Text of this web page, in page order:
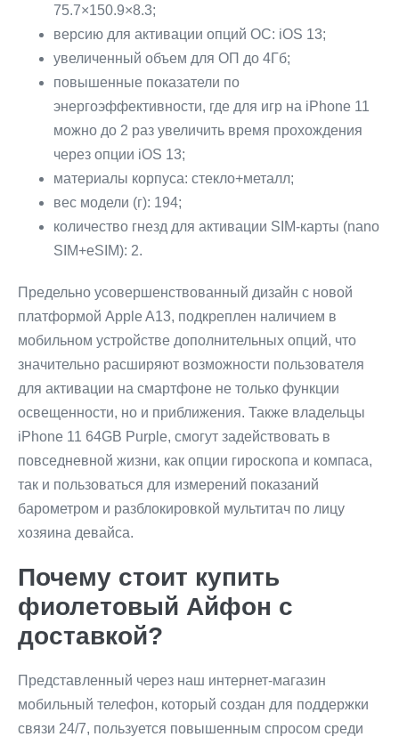
75.7×150.9×8.3;
версию для активации опций ОС: iOS 13;
увеличенный объем для ОП до 4Гб;
повышенные показатели по
энергоэффективности, где для игр на iPhone 11
можно до 2 раз увеличить время прохождения
через опции iOS 13;
материалы корпуса: стекло+металл;
вес модели (г): 194;
количество гнезд для активации SIM-карты (nano
SIM+eSIM): 2.
Предельно усовершенствованный дизайн с новой
платформой Apple A13, подкреплен наличием в
мобильном устройстве дополнительных опций, что
значительно расширяют возможности пользователя
для активации на смартфоне не только функции
освещенности, но и приближения. Также владельцы
iPhone 11 64GB Purple, смогут задействовать в
повседневной жизни, как опции гироскопа и компаса,
так и пользоваться для измерений показаний
барометром и разблокировкой мультитач по лицу
хозяина девайса.
Почему стоит купить
фиолетовый Айфон с
доставкой?
Представленный через наш интернет-магазин
мобильный телефон, который создан для поддержки
связи 24/7, пользуется повышенным спросом среди